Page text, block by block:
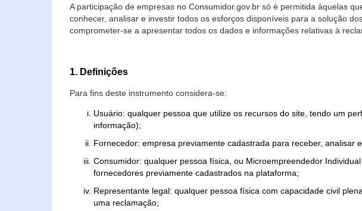
A participação de empresas no Consumidor.gov.br só é permitida àquelas
conhecer, analisar e investir todos os esforços disponíveis para a solução
comprometer-se a apresentar todos os dados e informações relativas à
1. Definições
Para fins deste instrumento considera-se:
Usuário: qualquer pessoa que utilize os recursos do site, tendo um
informação);
Fornecedor: empresa previamente cadastrada para receber, analisar
Consumidor: qualquer pessoa física, ou Microempreendedor
fornecedores previamente cadastrados na plataforma;
Representante legal: qualquer pessoa física com capacidade civil
uma reclamação;